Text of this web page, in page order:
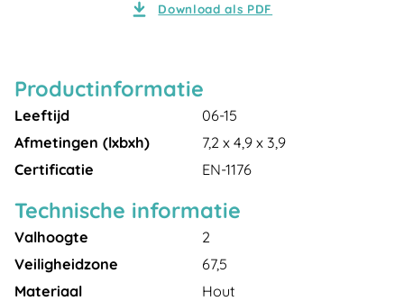
Download als PDF
Productinformatie
Leeftijd
06-15
Afmetingen (lxbxh)
7,2 x 4,9 x 3,9
Certificatie
EN-1176
Technische informatie
Valhoogte
2
Veiligheidzone
67,5
Materiaal
Hout